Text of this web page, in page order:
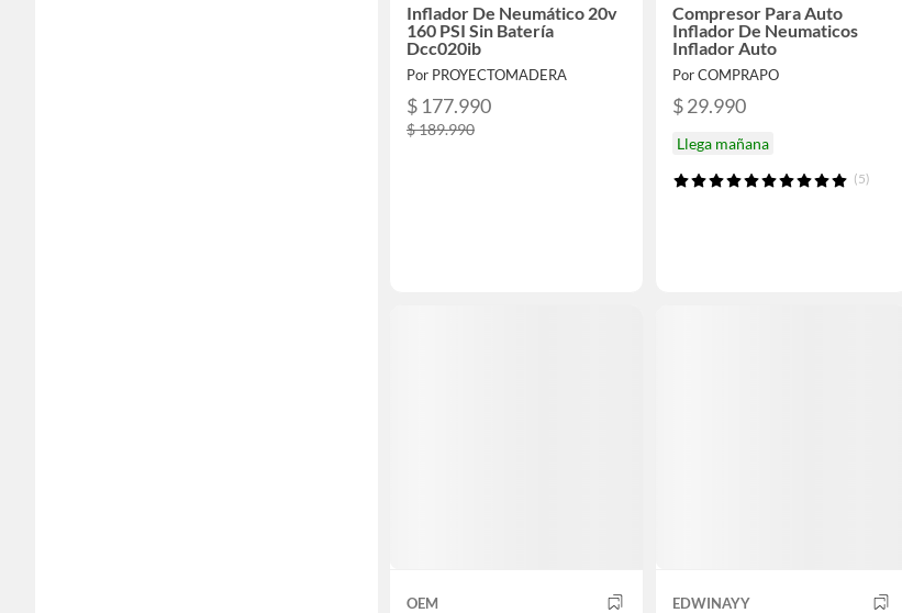
Inflador De Neumático 20v
160 PSI Sin Batería
Dcc020ib
Por PROYECTOMADERA
$ 177.990
$ 189.990
Compresor Para Auto
Inflador De Neumaticos
Inflador Auto
Por COMPRAPO
$ 29.990
Llega mañana
(5)
OEM EDWINAYY